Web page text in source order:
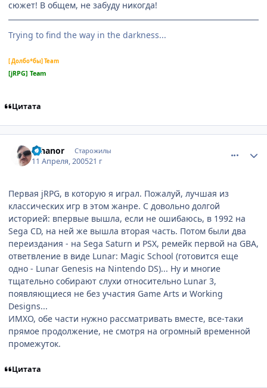
сюжет! В общем, не забуду никогда!
Trying to find the way in the darkness...
[ Долбо*бы] Team
[jRPG] Team
Цитата
Ethanor Старожилы
11 Апреля, 200521 г
Первая jRPG, в которую я играл. Пожалуй, лучшая из
классических игр в этом жанре. С довольно долгой
историей: впервые вышла, если не ошибаюсь, в 1992 на
Sega CD, на ней же вышла вторая часть. Потом были два
переиздания - на Sega Saturn и PSX, ремейк первой на GBA,
ответвление в виде Lunar: Magic School (готовится еще
одно - Lunar Genesis на Nintendo DS)... Ну и многие
тщательно собирают слухи относительно Lunar 3,
появляющиеся не без участия Game Arts и Working
Designs...
ИМХО, обе части нужно рассматривать вместе, все-таки
прямое продолжение, не смотря на огромный временной
промежуток.
Цитата